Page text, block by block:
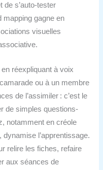
de s’auto-tester
mapping gagne en
visuelles
réexpliquant à voix
ou à un membre
de l’assimiler : c’est le
de simples questions-
notamment en créole
l’apprentissage.
relire les fiches, refaire
aux séances de